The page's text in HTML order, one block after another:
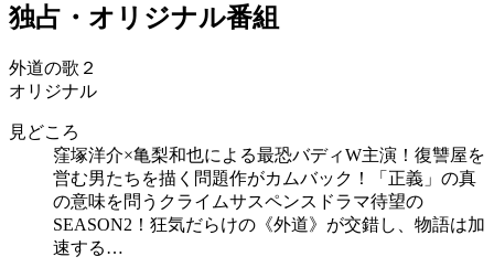
独占・オリジナル番組
外道の歌２
オリジナル
見どころ
窪塚洋介×亀梨和也による最恐バディW主演！復讐屋を
営む男たちを描く問題作がカムバック！「正義」の真
の意味を問うクライムサスペンスドラマ待望の
SEASON2！狂気だらけの《外道》が交錯し、物語は加
速する…